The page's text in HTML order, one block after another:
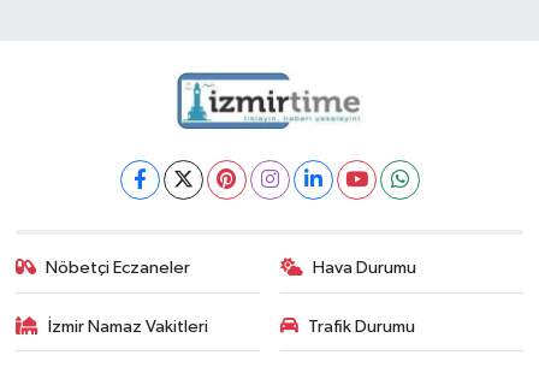
Nöbetçi Eczaneler Hava Durumu
İzmir Namaz Vakitleri Trafik Durumu